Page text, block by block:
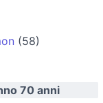
(58)
70 anni